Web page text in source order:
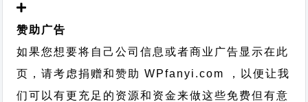
赞助广告
如果您想要将自己公司信息或者商业广告显示在此
页，请考虑捐赠和赞助 WPfanyi.com ，以便让我
们可以有更充足的资源和资金来做这些免费但有意